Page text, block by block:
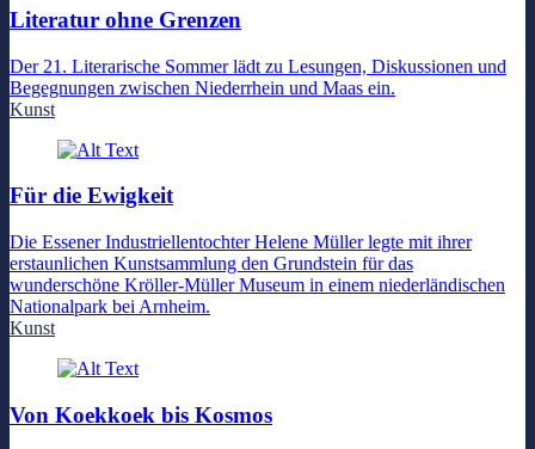
Literatur ohne Grenzen
Der 21. Literarische Sommer lädt zu Lesungen, Diskussionen und
Begegnungen zwischen Niederrhein und Maas ein.
Kunst
Für die Ewigkeit
Die Essener Industriellentochter Helene Müller legte mit ihrer
erstaunlichen Kunstsammlung den Grundstein für das
wunderschöne Kröller-Müller Museum in einem niederländischen
Nationalpark bei Arnheim.
Kunst
Von Koekkoek bis Kosmos